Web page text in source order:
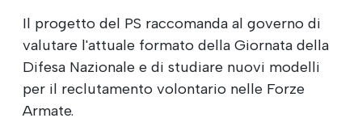
Il progetto del PS raccomanda al governo di
valutare l'attuale formato della Giornata della
Difesa Nazionale e di studiare nuovi modelli
per il reclutamento volontario nelle Forze
Armate.